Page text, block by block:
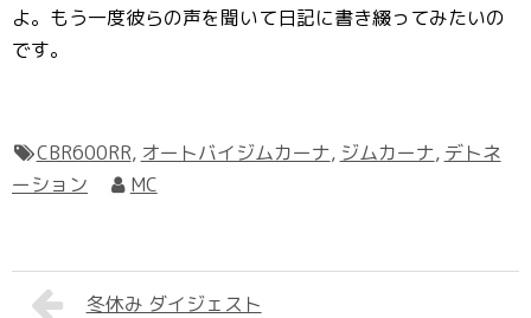
よ。もう一度彼らの声を聞いて日記に書き綴ってみたいの
です。
CBR600RR, オートバイジムカーナ, ジムカーナ, デトネ
ーション
MC
冬休み ダイジェスト